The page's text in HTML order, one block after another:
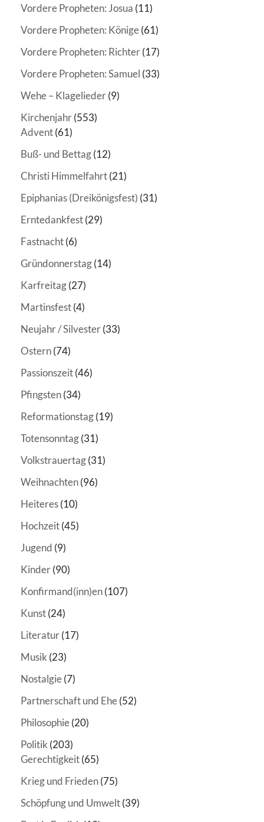
Vordere Propheten: Josua (11)
Vordere Propheten: Könige(61)
Vordere Propheten: Richter(17)
Vordere Propheten: Samuel (33)
Wehe – Klagelieder(9)
Kirchenjahr(553)
Advent(61)
Buß- und Bettag(12)
Christi Himmelfahrt(21)
Epiphanias (Dreikönigsfest) (31)
Erntedankfest(29)
Fastnacht(6)
Gründonnerstag(14)
Karfreitag(27)
Martinsfest(4)
Neujahr / Silvester(33)
Ostern(74)
Passionszeit(46)
Pfingsten(34)
Reformationstag(19)
Totensonntag(31)
Volkstrauertag(31)
Weihnachten(96)
Heiteres(10)
Hochzeit(45)
Jugend (9)
Kinder(90)
Konfirmand(inn)en(107)
Kunst(24)
Literatur(17)
Musik (23)
Nostalgie(7)
Partnerschaft und Ehe(52)
Philosophie(20)
Politik (203)
Gerechtigkeit(65)
Krieg und Frieden(75)
Schöpfung und Umwelt(39)